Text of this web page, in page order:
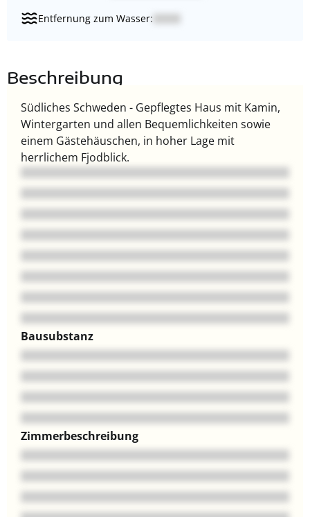
Entfernung zum Wasser:
Beschreibung
Südliches Schweden - Gepflegtes Haus mit Kamin,
Wintergarten und allen Bequemlichkeiten sowie
einem Gästehäuschen, in hoher Lage mit
herrlichem Fjodblick.
Bausubstanz
Zimmerbeschreibung